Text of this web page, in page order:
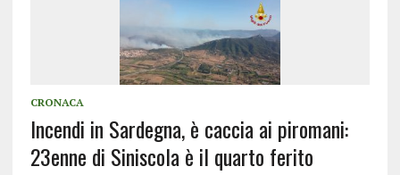
CRONACA
Incendi in Sardegna, è caccia ai piromani:
23enne di Siniscola è il quarto ferito